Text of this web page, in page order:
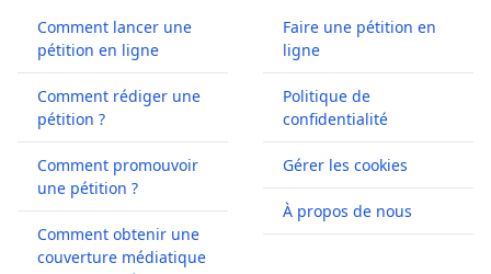
Comment lancer une
pétition en ligne
Comment rédiger une
pétition ?
Comment promouvoir
une pétition ?
Comment obtenir une
couverture médiatique
Faire une pétition en
ligne
Politique de
confidentialité
Gérer les cookies
À propos de nous